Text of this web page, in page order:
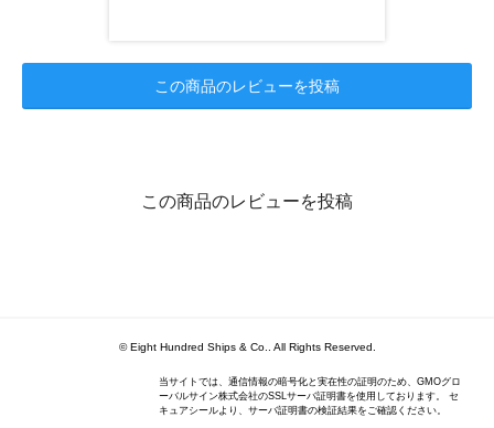
この商品のレビューを投稿
この商品のレビューを投稿
© Eight Hundred Ships & Co.. All Rights Reserved.
当サイトでは、通信情報の暗号化と実在性の証明のため、GMOグロ
ーバルサイン株式会社のSSLサーバ証明書を使用しております。 セ
キュアシールより、サーバ証明書の検証結果をご確認ください。